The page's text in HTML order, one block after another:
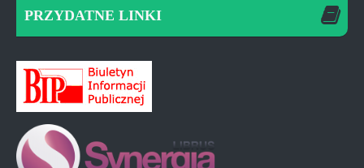
PRZYDATNE LINKI